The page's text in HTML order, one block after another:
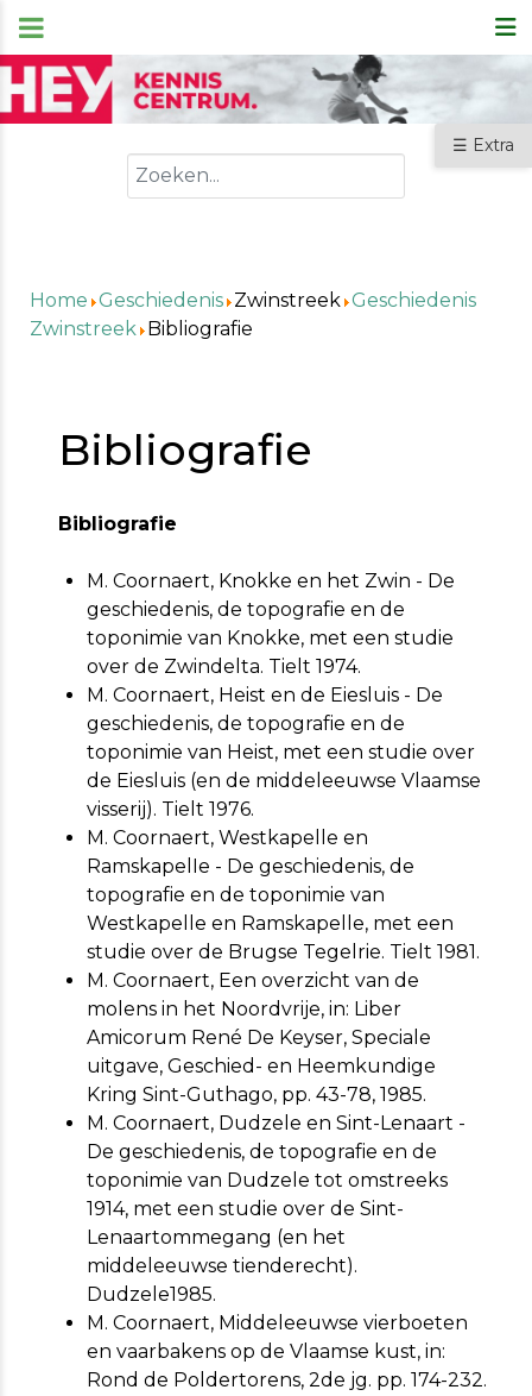
☰ Extra
Zoeken
Home Geschiedenis Zwinstreek Geschiedenis
Zwinstreek Bibliografie
Bibliografie
Bibliografie
M. Coornaert, Knokke en het Zwin - De
geschiedenis, de topografie en de
toponimie van Knokke, met een studie
over de Zwindelta. Tielt 1974.
M. Coornaert, Heist en de Eiesluis - De
geschiedenis, de topografie en de
toponimie van Heist, met een studie over
de Eiesluis (en de middeleeuwse Vlaamse
visserij). Tielt 1976.
M. Coornaert, Westkapelle en
RamskapelIe - De geschiedenis, de
topografie en de toponimie van
Westkapelle en Ramskapelle, met een
studie over de Brugse Tegelrie. Tielt 1981.
M. Coornaert, Een overzicht van de
molens in het Noordvrije, in: Liber
Amicorum René De Keyser, Speciale
uitgave, Geschied- en Heemkundige
Kring Sint-Guthago, pp. 43-78, 1985.
M. Coornaert, Dudzele en Sint-Lenaart -
De geschiedenis, de topografie en de
toponimie van Dudzele tot omstreeks
1914, met een studie over de Sint-
Lenaartommegang (en het
middeleeuwse tienderecht).
Dudzele1985.
M. Coornaert, Middeleeuwse vierboeten
en vaarbakens op de Vlaamse kust, in:
Rond de Poldertorens, 2de jg. pp. 174-232.